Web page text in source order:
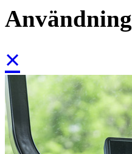
Användning
×